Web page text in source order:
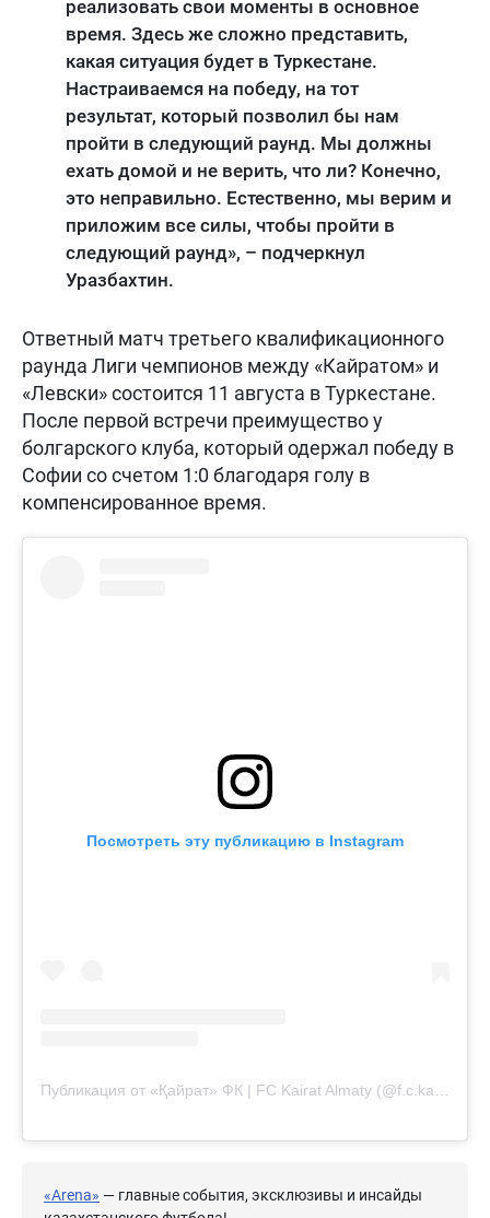
реализовать свои моменты в основное
время. Здесь же сложно представить,
какая ситуация будет в Туркестане.
Настраиваемся на победу, на тот
результат, который позволил бы нам
пройти в следующий раунд. Мы должны
ехать домой и не верить, что ли? Конечно,
это неправильно. Естественно, мы верим и
приложим все силы, чтобы пройти в
следующий раунд», – подчеркнул
Уразбахтин.
Ответный матч третьего квалификационного
раунда Лиги чемпионов между «Кайратом» и
«Левски» состоится 11 августа в Туркестане.
После первой встречи преимущество у
болгарского клуба, который одержал победу в
Софии со счетом 1:0 благодаря голу в
компенсированное время.
Посмотреть эту публикацию в Instagram
«Arena» — главные события, эксклюзивы и инсайды